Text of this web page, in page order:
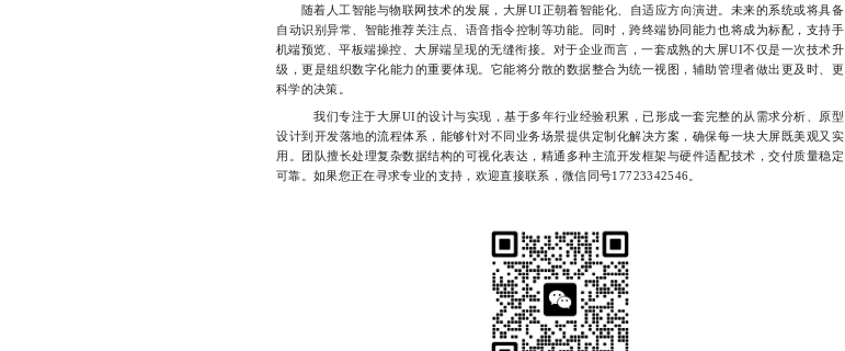
随着人工智能与物联网技术的发展，大屏UI正朝着智能化、自适应方向演进。未来的系统或将具备
自动识别异常、智能推荐关注点、语音指令控制等功能。同时，跨终端协同能力也将成为标配，支持手
机端预览、平板端操控、大屏端呈现的无缝衔接。对于企业而言，一套成熟的大屏UI不仅是一次技术升
级，更是组织数字化能力的重要体现。它能将分散的数据整合为统一视图，辅助管理者做出更及时、更
科学的决策。
我们专注于大屏UI的设计与实现，基于多年行业经验积累，已形成一套完整的从需求分析、原型
设计到开发落地的流程体系，能够针对不同业务场景提供定制化解决方案，确保每一块大屏既美观又实
用。团队擅长处理复杂数据结构的可视化表达，精通多种主流开发框架与硬件适配技术，交付质量稳定
可靠。如果您正在寻求专业的支持，欢迎直接联系，微信同号17723342546。